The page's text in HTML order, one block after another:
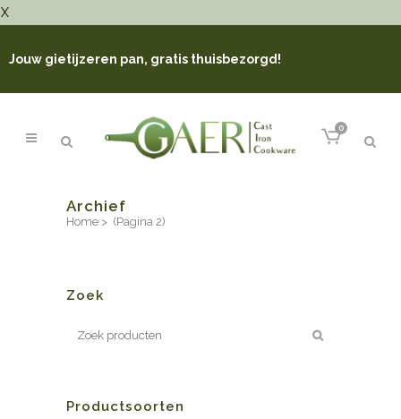
X
Jouw gietijzeren pan, gratis thuisbezorgd!
0
Archief
Home > (Pagina 2)
Zoek
Productsoorten